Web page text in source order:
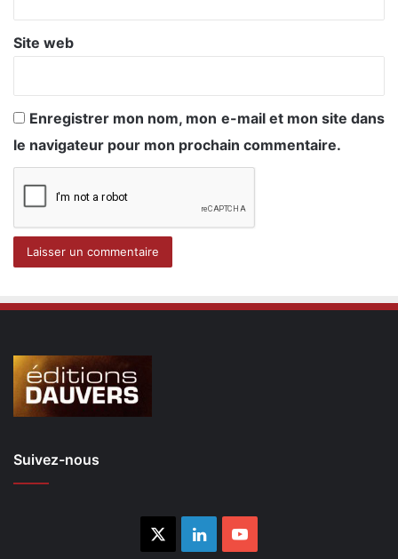
Site web
Enregistrer mon nom, mon e-mail et mon site dans
le navigateur pour mon prochain commentaire.
Suivez-nous
LinkedinYouTube